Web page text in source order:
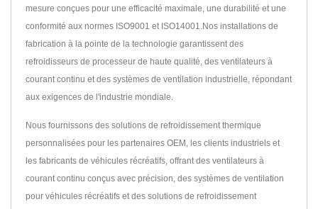
mesure conçues pour une efficacité maximale, une durabilité et une
conformité aux normes ISO9001 et ISO14001.Nos installations de
fabrication à la pointe de la technologie garantissent des
refroidisseurs de processeur de haute qualité, des ventilateurs à
courant continu et des systèmes de ventilation industrielle, répondant
aux exigences de l'industrie mondiale.
Nous fournissons des solutions de refroidissement thermique
personnalisées pour les partenaires OEM, les clients industriels et
les fabricants de véhicules récréatifs, offrant des ventilateurs à
courant continu conçus avec précision, des systèmes de ventilation
pour véhicules récréatifs et des solutions de refroidissement